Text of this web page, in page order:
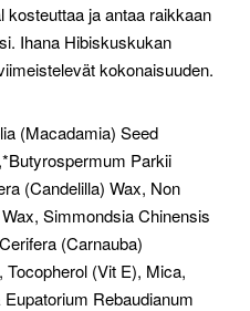
ja antaa raikkaan
Ihana Hibiskuskukan
kokonaisuuden.
(Macadamia) Seed
Parkii
(Candelilla) Wax, Non
Simmondsia Chinensis
(Carnauba)
(Vit E), Mica,
Rebaudianum